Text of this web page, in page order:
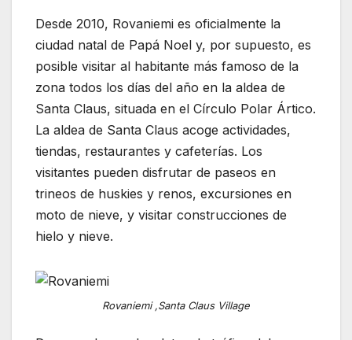
Desde 2010, Rovaniemi es oficialmente la
ciudad natal de Papá Noel y, por supuesto, es
posible visitar al habitante más famoso de la
zona todos los días del año en la aldea de
Santa Claus, situada en el Círculo Polar Ártico.
La aldea de Santa Claus acoge actividades,
tiendas, restaurantes y cafeterías. Los
visitantes pueden disfrutar de paseos en
trineos de huskies y renos, excursiones en
moto de nieve, y visitar construcciones de
hielo y nieve.
Rovaniemi ,Santa Claus Village